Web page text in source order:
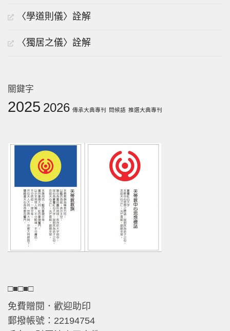
〈學道則儀〉詮解
〈獨居之儀〉詮解
關鍵字
2025 2026 傳承大典專刊 問候語 推選大典專刊
□■□■□
免費贈閱．歡迎助印
郵撥帳號：22194754